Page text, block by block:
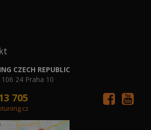
CZECH REPUBLIC
24 Praha 10
705